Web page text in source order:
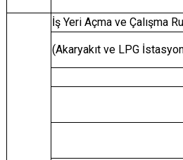
İş Yeri Açma ve Çalışma
(Akaryakıt ve LPG